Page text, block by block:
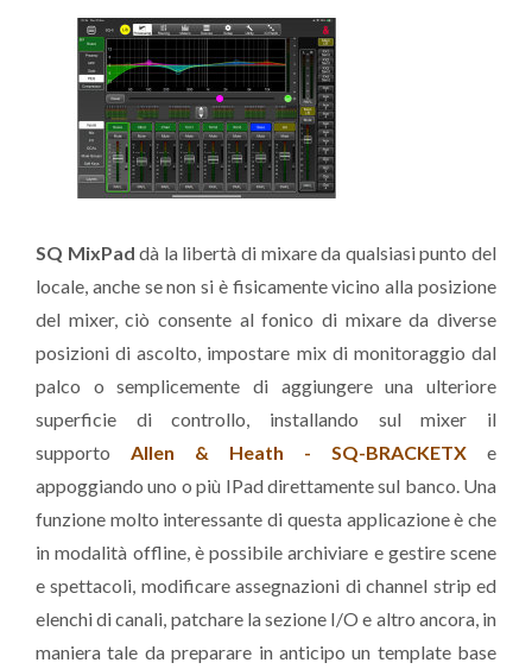
SQ MixPaddà la libertà di mixare da qualsiasi punto del
locale, anche se non si è fisicamente vicino alla posizione
del mixer, ciò consente al fonico di mixare da diverse
posizioni di ascolto, impostare mix di monitoraggio dal
palco o semplicemente di aggiungere una ulteriore
superficie di controllo, installando sul mixer il
supporto Allen & Heath - SQ-BRACKETX e
appoggiando uno o più IPad direttamente sul banco. Una
funzione molto interessante di questa applicazione è che
in modalità offline, è possibile archiviare e gestire scene
e spettacoli, modificare assegnazioni di channel strip ed
elenchi di canali, patchare la sezione I/O e altro ancora, in
maniera tale da preparare in anticipo un template base